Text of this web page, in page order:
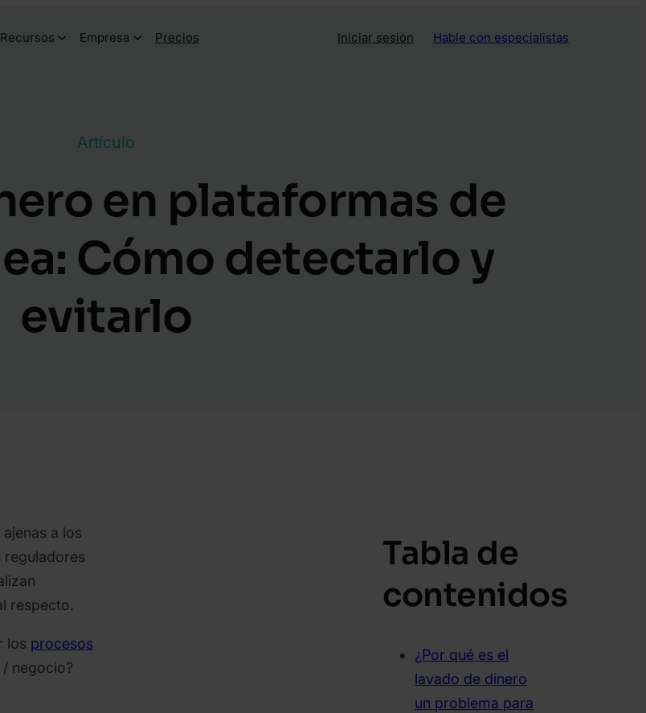
Recursos Empresa Precios Hable con especialistas
Iniciar sesión
Artículo
en plataformas de
Cómo detectarlo y
evitarlo
a los
reguladores
respecto.
los procesos
negocio?
Tabla de
contenidos
¿Por qué es el
lavado de dinero
un problema para